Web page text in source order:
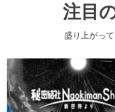
注目
盛り上がっ